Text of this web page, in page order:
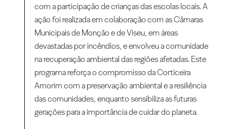
com a participação de crianças das escolas locais. A
ação foi realizada em colaboração com as Câmaras
Municipais de Monção e de Viseu, em áreas
devastadas por incêndios, e envolveu a comunidade
na recuperação ambiental das regiões afetadas. Este
programa reforça o compromisso da Corticeira
Amorim com a preservação ambiental e a resiliência
das comunidades, enquanto sensibiliza as futuras
gerações para a importância de cuidar do planeta.